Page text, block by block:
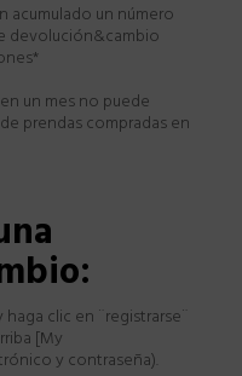
acumulado un número
devolución&cambio
en un mes no puede
prendas compradas en
:
clic en ¨registrarse¨
[My
y contraseña).